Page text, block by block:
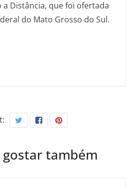
a Distância, que foi ofertada
do Mato Grosso do Sul.
também